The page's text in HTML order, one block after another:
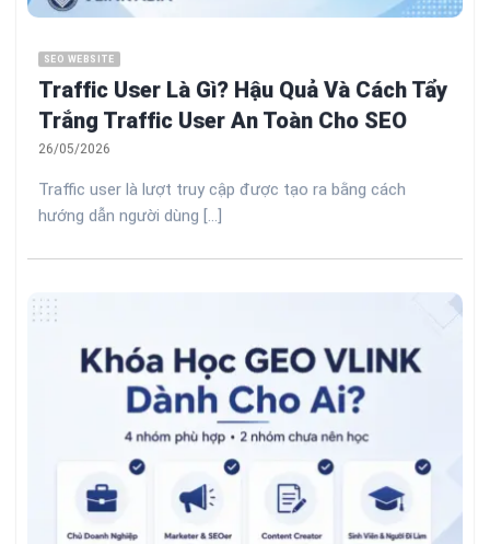
SEO WEBSITE
Traffic User Là Gì? Hậu Quả Và Cách Tẩy
Trắng Traffic User An Toàn Cho SEO
26/05/2026
Traffic user là lượt truy cập được tạo ra bằng cách
hướng dẫn người dùng [...]